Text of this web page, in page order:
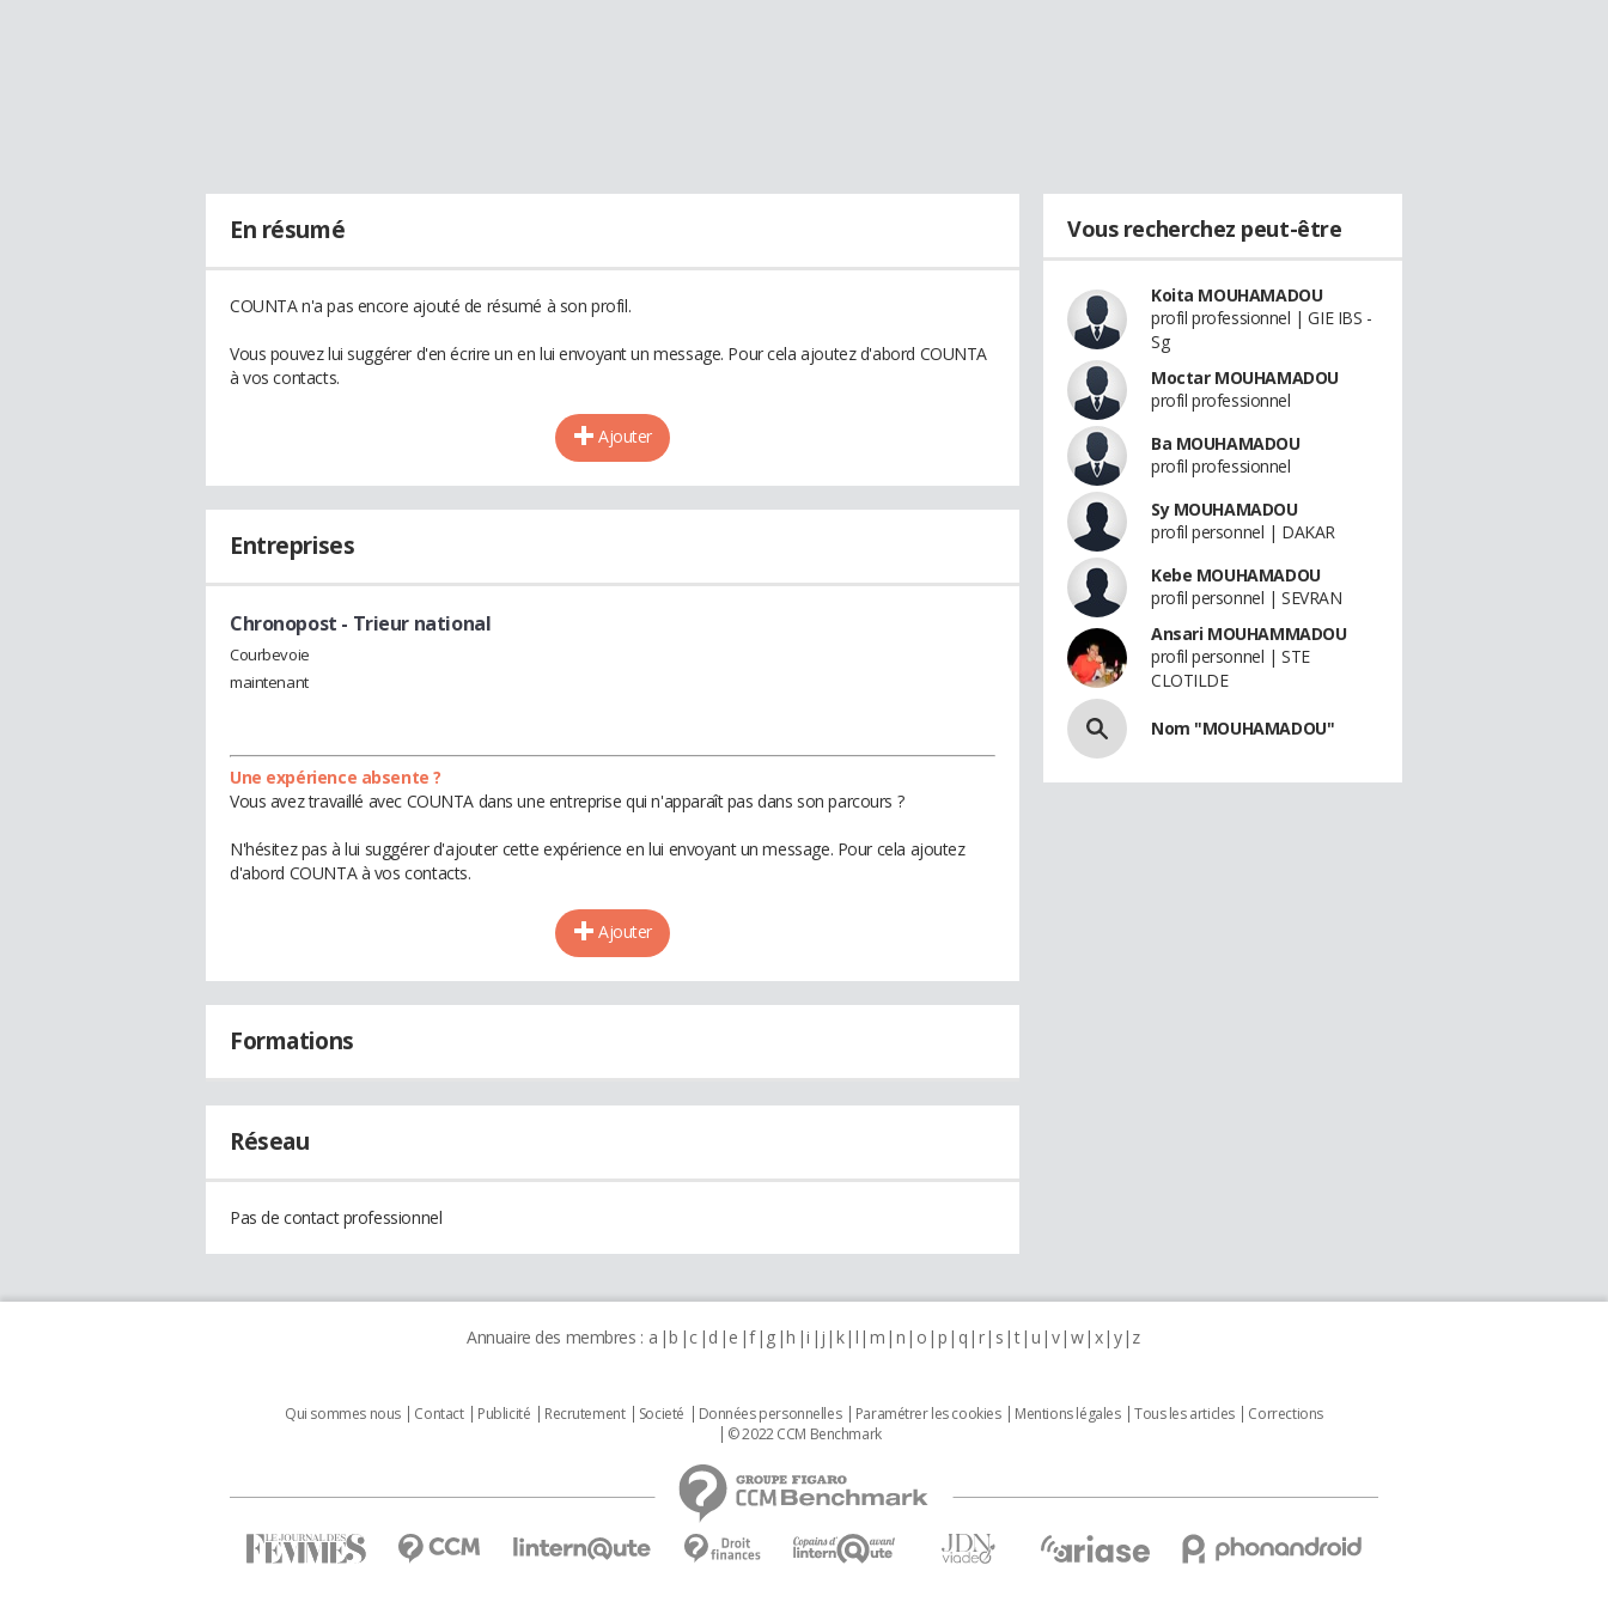
En résumé
COUNTA n'a pas encore ajouté de résumé à son profil.
Vous pouvez lui suggérer d'en écrire un en lui envoyant un message. Pour cela ajoutez d'abord COUNTA
à vos contacts.
Ajouter
Entreprises
Chronopost - Trieur national
Courbevoie
maintenant
Une expérience absente ?
Vous avez travaillé avec COUNTA dans une entreprise qui n'apparaît pas dans son parcours ?
N'hésitez pas à lui suggérer d'ajouter cette expérience en lui envoyant un message. Pour cela ajoutez
d'abord COUNTA à vos contacts.
Ajouter
Formations
Réseau
Pas de contact professionnel
Vous recherchez peut-être
Koita MOUHAMADOU
profil professionnel | GIE IBS -
Sg
Moctar MOUHAMADOU
profil professionnel
Ba MOUHAMADOU
profil professionnel
Sy MOUHAMADOU
profil personnel | DAKAR
Kebe MOUHAMADOU
profil personnel | SEVRAN
Ansari MOUHAMMADOU
profil personnel | STE
CLOTILDE
Nom "MOUHAMADOU"
Annuaire des membres : a b c d e f g h i j k l m n o p q r s t u v w x y z
Qui sommes nous Contact Publicité Recrutement Societé Données personnelles Paramétrer les cookies Mentions légales Tous les articles
Corrections
© 2022 CCM Benchmark